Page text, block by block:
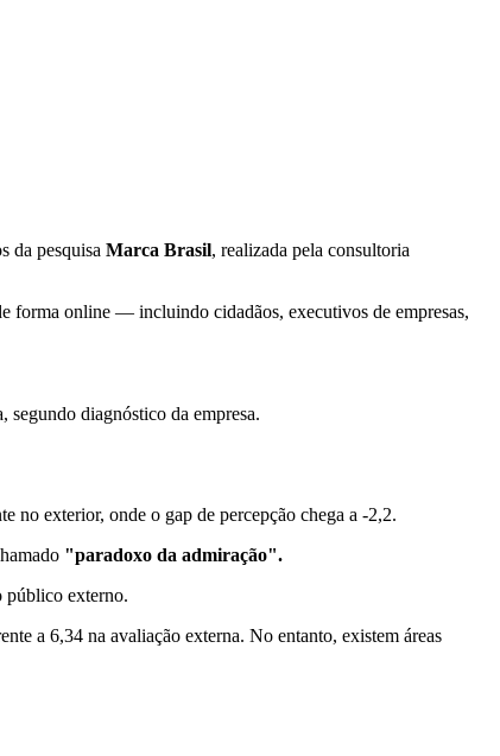
da pesquisa Marca Brasil, realizada pela consultoria
forma online — incluindo cidadãos, executivos de empresas,
segundo diagnóstico da empresa.
no exterior, onde o gap de percepção chega a -2,2.
"paradoxo da admiração".
público externo.
a 6,34 na avaliação externa. No entanto, existem áreas